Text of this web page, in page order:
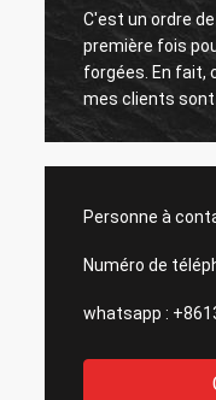
C'est un ordre
première fois
forgées. En fait,
mes clients
surface un
Personne à
Numéro de
whatsapp :